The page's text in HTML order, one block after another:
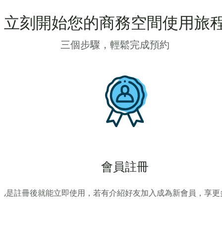
立刻開始您的商務空間使用旅
三個步驟，輕鬆完成預約
會員註冊
是註冊後就能立即使用，若有介紹好友加入成為新會員，享更